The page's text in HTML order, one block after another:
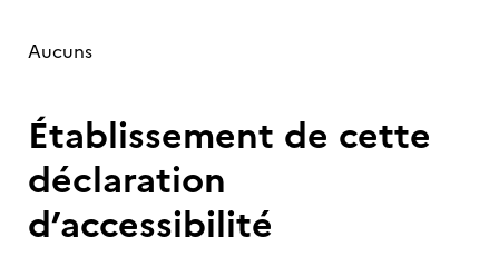
Aucuns
Établissement de cette
déclaration
d’accessibilité